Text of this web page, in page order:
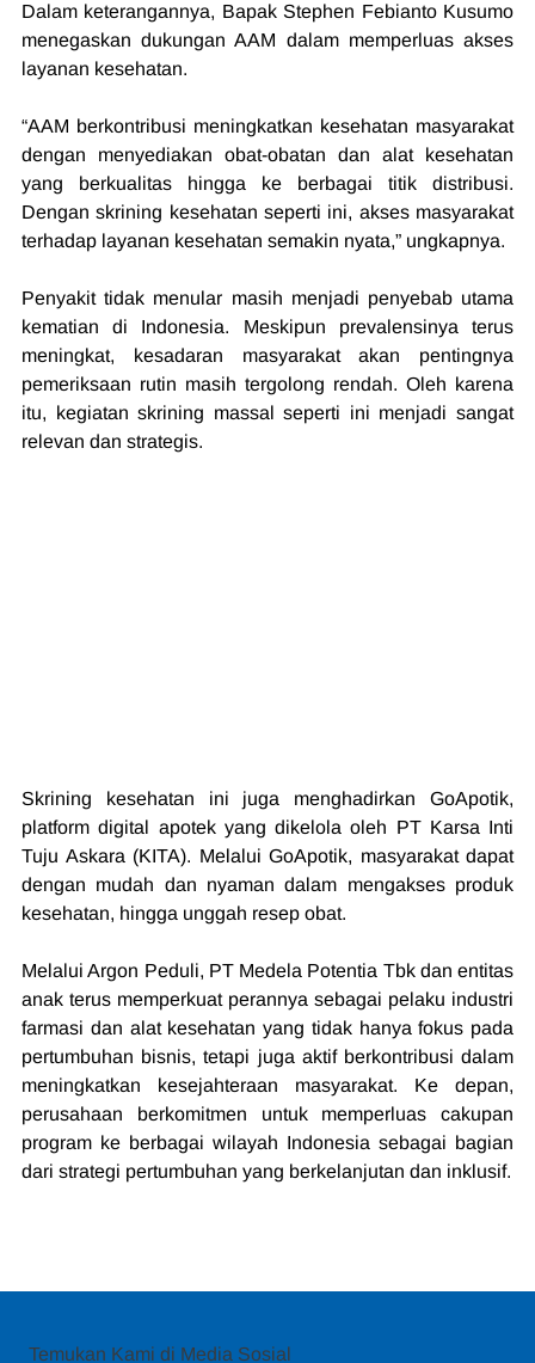
Dalam keterangannya, Bapak Stephen Febianto Kusumo
menegaskan dukungan AAM dalam memperluas akses
layanan kesehatan.
“AAM berkontribusi meningkatkan kesehatan masyarakat
dengan menyediakan obat-obatan dan alat kesehatan
yang berkualitas hingga ke berbagai titik distribusi.
Dengan skrining kesehatan seperti ini, akses masyarakat
terhadap layanan kesehatan semakin nyata,” ungkapnya.
Penyakit tidak menular masih menjadi penyebab utama
kematian di Indonesia. Meskipun prevalensinya terus
meningkat, kesadaran masyarakat akan pentingnya
pemeriksaan rutin masih tergolong rendah. Oleh karena
itu, kegiatan skrining massal seperti ini menjadi sangat
relevan dan strategis.
Skrining kesehatan ini juga menghadirkan GoApotik,
platform digital apotek yang dikelola oleh PT Karsa Inti
Tuju Askara (KITA). Melalui GoApotik, masyarakat dapat
dengan mudah dan nyaman dalam mengakses produk
kesehatan, hingga unggah resep obat.
Melalui Argon Peduli, PT Medela Potentia Tbk dan entitas
anak terus memperkuat perannya sebagai pelaku industri
farmasi dan alat kesehatan yang tidak hanya fokus pada
pertumbuhan bisnis, tetapi juga aktif berkontribusi dalam
meningkatkan kesejahteraan masyarakat. Ke depan,
perusahaan berkomitmen untuk memperluas cakupan
program ke berbagai wilayah Indonesia sebagai bagian
dari strategi pertumbuhan yang berkelanjutan dan inklusif.
Temukan Kami di Media Sosial